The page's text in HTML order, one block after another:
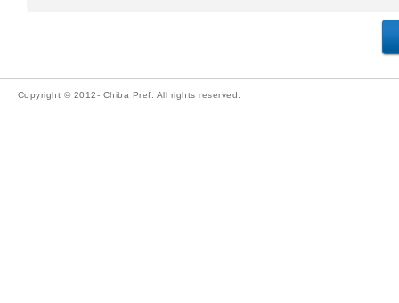
Copyright © 2012- Chiba Pref. All rights reserved.